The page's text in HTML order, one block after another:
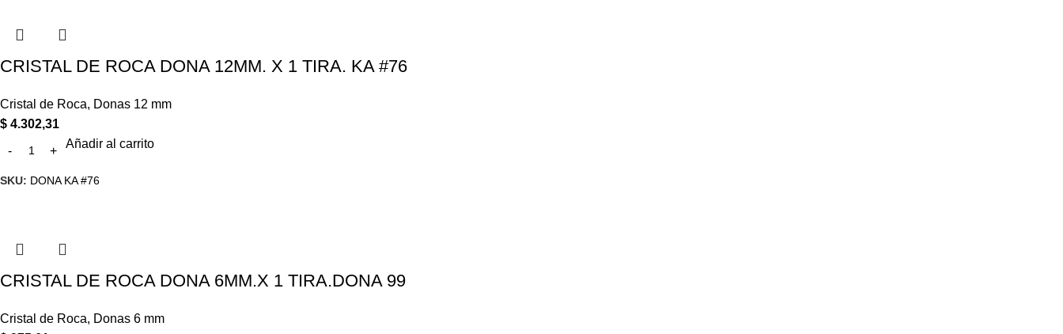
CRISTAL DE ROCA DONA 12MM. X 1 TIRA. KA #76
Cristal de Roca, Donas 12 mm
$ 4.302,31
Añadir al carrito
SKU: DONA KA #76
CRISTAL DE ROCA DONA 6MM.X 1 TIRA.DONA 99
Cristal de Roca, Donas 6 mm